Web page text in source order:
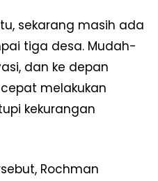
sekarang masih ada
tiga desa. Mudah-
dan ke depan
melakukan
kekurangan
Rochman